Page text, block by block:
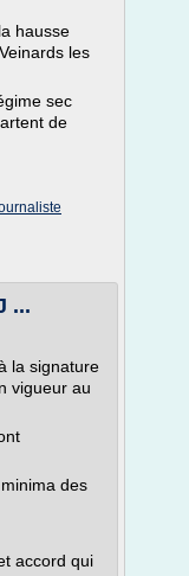
hausse
les
sec
de
...
la signature
vigueur au
des
accord qui